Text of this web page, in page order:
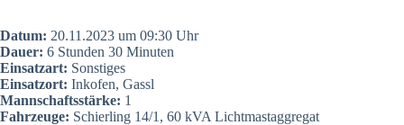
Datum: 20.11.2023 um 09:30 Uhr
Dau­er: 6 Stun­den 30 Minu­ten
Ein­satz­art: Sons­ti­ges
Ein­satz­ort: Inkofen, Gas­sl
Mann­schafts­stär­ke: 1
Fahr­zeu­ge: Schier­ling 14/1, 60 kVA Licht­mast­ag­gre­gat